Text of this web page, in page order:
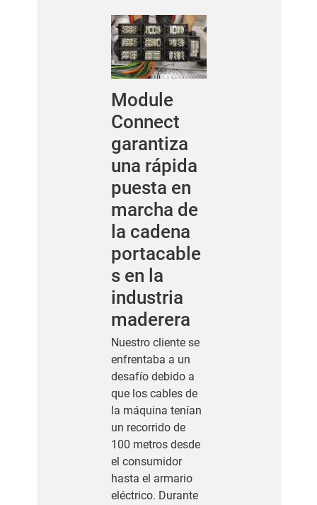
Module
Connect
garantiza
una rápida
puesta en
marcha de
la cadena
portacable
s en la
industria
maderera
Nuestro cliente se
enfrentaba a un
desafío debido a
que los cables de
la máquina tenían
un recorrido de
100 metros desde
el consumidor
hasta el armario
eléctrico. Durante